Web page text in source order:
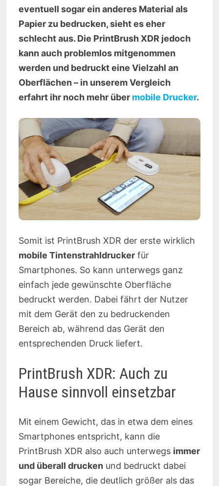
eventuell sogar ein anderes Material als
Papier zu bedrucken, sieht es eher
schlecht aus. Die PrintBrush XDR jedoch
kann auch problemlos mitgenommen
werden und bedruckt eine Vielzahl an
Oberflächen – in unserem Vergleich
erfahrt ihr noch mehr über mobile Drucker.
Somit ist PrintBrush XDR der erste wirklich
mobile Tintenstrahldruckerfür
Smartphones. So kann unterwegs ganz
einfach jede gewünschte Oberfläche
bedruckt werden. Dabei fährt der Nutzer
mit dem Gerät den zu bedruckenden
Bereich ab, während das Gerät den
entsprechenden Druck liefert.
PrintBrush XDR: Auch zu
Hause sinnvoll einsetzbar
Mit einem Gewicht, das in etwa dem eines
Smartphones entspricht, kann die
PrintBrush XDR also auch unterwegs immer
und überall drucken und bedruckt dabei
sogar Bereiche, die deutlich größer als das